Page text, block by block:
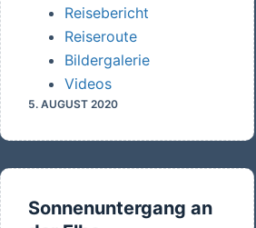
Reisebericht
Reiseroute
Bildergalerie
Videos
5. AUGUST 2020
Sonnenuntergang an